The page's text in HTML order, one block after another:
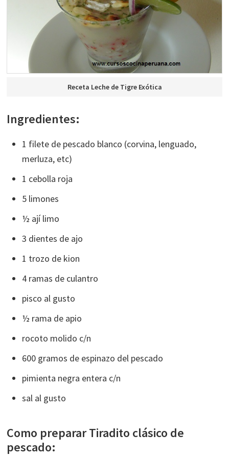
Receta Leche de Tigre Exótica
Ingredientes:
1 filete de pescado blanco (corvina, lenguado,
merluza, etc)
1 cebolla roja
5 limones
½ ají limo
3 dientes de ajo
1 trozo de kion
4 ramas de culantro
pisco al gusto
½ rama de apio
rocoto molido c/n
600 gramos de espinazo del pescado
pimienta negra entera c/n
sal al gusto
Como preparar Tiradito clásico de
pescado: